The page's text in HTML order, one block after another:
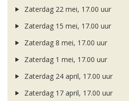
Zaterdag 22 mei, 17.00 uur
Zaterdag 15 mei, 17.00 uur
Zaterdag 8 mei, 17.00 uur
Zaterdag 1 mei, 17.00 uur
Zaterdag 24 april, 17.00 uur
Zaterdag 17 april, 17.00 uur